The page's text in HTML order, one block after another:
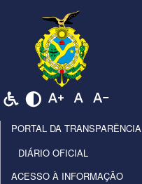
PORTAL DA TRANSPARÊNCIA
DIÁRIO OFICIAL
ACESSO À INFORMAÇÃO